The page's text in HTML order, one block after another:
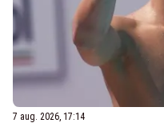
7 aug. 2026, 17:14